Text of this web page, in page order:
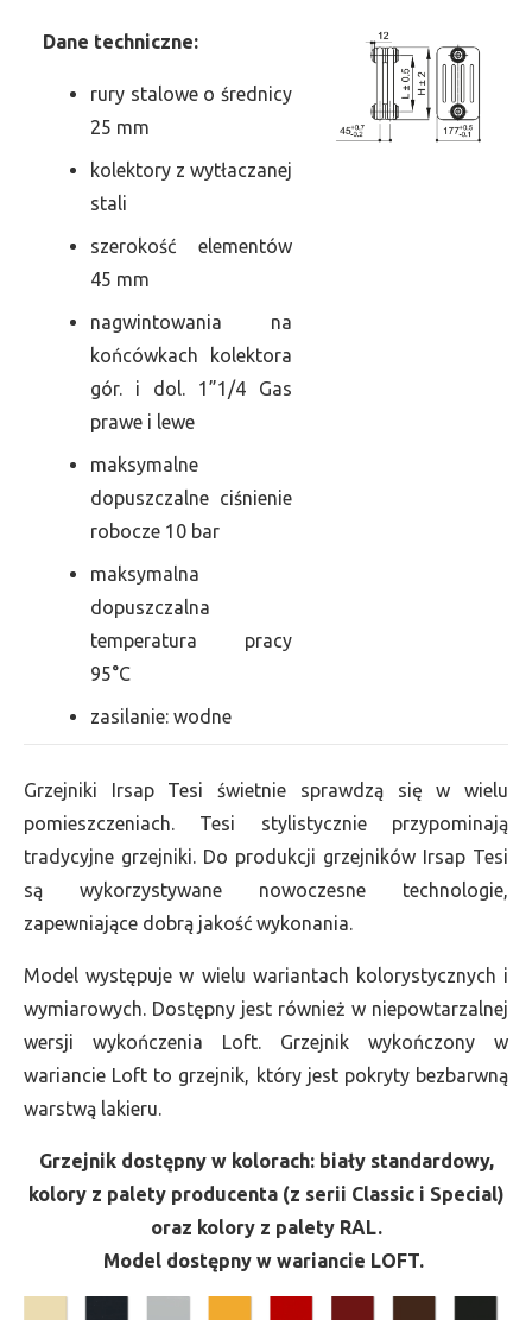
Dane techniczne:
rury stalowe o średnicy
25 mm
kolektory z wytłaczanej
stali
szerokość elementów
45 mm
nagwintowania na
końcówkach kolektora
gór. i dol. 1”1/4 Gas
prawe i lewe
maksymalne
dopuszczalne ciśnienie
robocze 10 bar
maksymalna
dopuszczalna
temperatura pracy
95°C
zasilanie: wodne
Grzejniki Irsap Tesi świetnie sprawdzą się w wielu
pomieszczeniach. Tesi stylistycznie przypominają
tradycyjne grzejniki. Do produkcji grzejników Irsap Tesi
są wykorzystywane nowoczesne technologie,
zapewniające dobrą jakość wykonania.
Model występuje w wielu wariantach kolorystycznych i
wymiarowych. Dostępny jest również w niepowtarzalnej
wersji wykończenia Loft. Grzejnik wykończony w
wariancie Loft to grzejnik, który jest pokryty bezbarwną
warstwą lakieru.
Grzejnik dostępny w kolorach: biały standardowy,
kolory z palety producenta (z serii Classic i Special)
oraz kolory z palety RAL.
Model dostępny w wariancie LOFT.